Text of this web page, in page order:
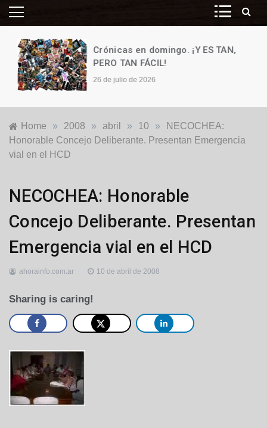
Crónicas en domingo. ¡Y ES TAN,
PERO TAN FÁCIL!
26 de julio de 2026
Home » 2008 » abril » 10 »
NECOCHEA:
Honorable Concejo Deliberante. Presentan Emergencia
vial en el HCD
Locales
NECOCHEA: Honorable
Concejo Deliberante. Presentan
Emergencia vial en el HCD
ahorainfo.com.ar 10 de abril de 2008
Sharing is caring!